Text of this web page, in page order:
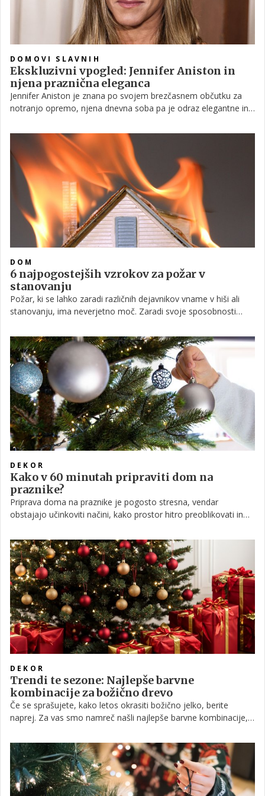
DOMOVI SLAVNIH
Ekskluzivni vpogled: Jennifer Aniston in
njena praznična eleganca
Jennifer Aniston je znana po svojem brezčasnem občutku za
notranjo opremo, njena dnevna soba pa je odraz elegantne in
toplino in vabljivost, kjer se prepletata prefinjen mid-century
modern slog in pristna domačnost. Vsak detajl deluje
premišljeno, a nikoli preveč pozersko.
DOM
6 najpogostejših vzrokov za požar v
stanovanju
Požar, ki se lahko zaradi različnih dejavnikov vname v hiši ali
stanovanju, ima neverjetno moč. Zaradi svoje sposobnosti
grozljive posledice, za zdesetkanje doma pa je dovolj že nekaj
minut. Imeti ustrezno zavarovalno polico, s katero ublažimo
finančne posledice, je bistvenega pomena, a še bolj
pomembno je, da se zavedamo možnih vzrokov ter s tem
požar preprečimo ali ga vsaj čim prej omejimo, če do njega
slučajno pride.
DEKOR
Kako v 60 minutah pripraviti dom na
praznike?
Priprava doma na praznike je pogosto stresna, vendar
obstajajo učinkoviti načini, kako prostor hitro preoblikovati in
DEKOR
Trendi te sezone: Najlepše barvne
kombinacije za božično drevo
Če se sprašujete, kako letos okrasiti božično jelko, berite
naprej. Za vas smo namreč našli najlepše barvne kombinacije,